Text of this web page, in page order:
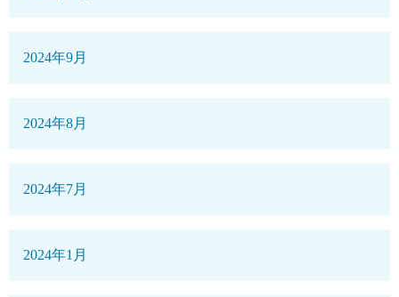
2024年9月
2024年8月
2024年7月
2024年1月